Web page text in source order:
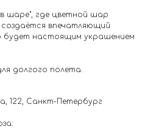
шаре", где цветной шар
впечатляющий
будет настоящим украшением
долгого полета.
122, Санкт-Петербург